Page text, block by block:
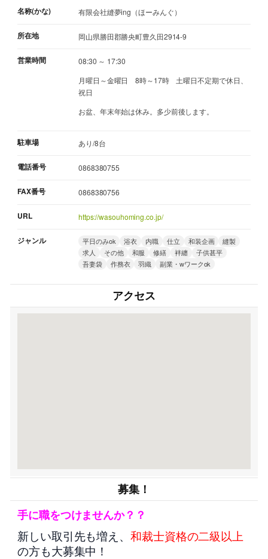
名称(かな) 有限会社縫夢ing（ほーみんぐ）
所在地 岡山県勝田郡勝央町豊久田2914-9
営業時間
08:30 ～ 17:30
月曜日～金曜日 8時～17時 土曜日不定期で休日、
祝日
お盆、年末年始は休み。多少前後します。
駐車場 あり/8台
電話番号 0868380755
FAX番号 0868380756
URL https://wasouhoming.co.jp/
ジャンル 平日のみok 浴衣 内職 仕立 和装企画
縫製
求人
その他 和服 修繕 袢纏
子供甚平
吾妻袋
作務衣 羽織 副業・wワークok
アクセス
募集！
手に職をつけませんか？？
新しい取引先も増え、 和裁士資格の二級以上
の方も大募集中！